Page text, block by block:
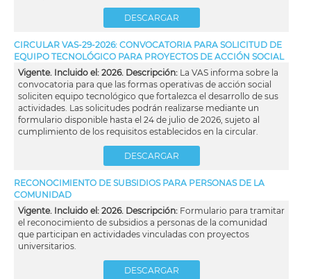
DESCARGAR
CIRCULAR VAS-29-2026: CONVOCATORIA PARA SOLICITUD DE
EQUIPO TECNOLÓGICO PARA PROYECTOS DE ACCIÓN SOCIAL
Vigente. Incluido el: 2026. Descripción: La VAS informa sobre la
convocatoria para que las formas operativas de acción social
soliciten equipo tecnológico que fortalezca el desarrollo de sus
actividades. Las solicitudes podrán realizarse mediante un
formulario disponible hasta el 24 de julio de 2026, sujeto al
cumplimiento de los requisitos establecidos en la circular.
DESCARGAR
RECONOCIMIENTO DE SUBSIDIOS PARA PERSONAS DE LA
COMUNIDAD
Vigente. Incluido el: 2026. Descripción: Formulario para tramitar
el reconocimiento de subsidios a personas de la comunidad
que participan en actividades vinculadas con proyectos
universitarios.
DESCARGAR